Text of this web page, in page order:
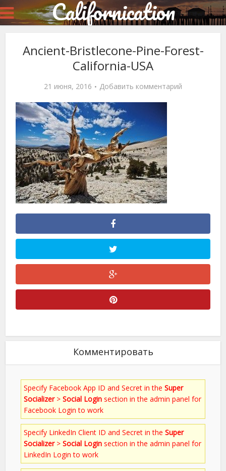
Californication
Ancient-Bristlecone-Pine-Forest-
California-USA
21 июня, 2016 Добавить комментарий
Комментировать
Specify Facebook App ID and Secret in theSuper
Socializer>Social Login section in the admin panel for
Facebook Login to work
Specify LinkedIn Client ID and Secret in theSuper
Socializer>Social Login section in the admin panel for
LinkedIn Login to work